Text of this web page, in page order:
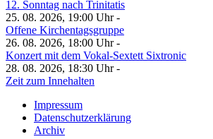
12. Sonntag nach Trinitatis
25. 08. 2026, 19:00 Uhr -
Offene Kirchentagsgruppe
26. 08. 2026, 18:00 Uhr -
Konzert mit dem Vokal-Sextett Sixtronic
28. 08. 2026, 18:30 Uhr -
Zeit zum Innehalten
Impressum
Datenschutzerklärung
Archiv